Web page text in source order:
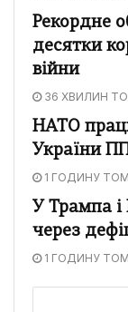
Рекордне
десятки
війни
36 ХВИЛИН
НАТО
України
1 ГОДИНУ
У Трампа і
через
1 ГОДИНУ